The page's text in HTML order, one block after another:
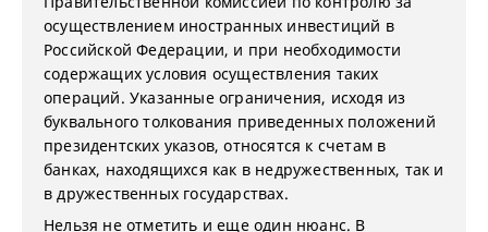
осуществлением иностранных инвестиций в
Российской Федерации, и при необходимости
содержащих условия осуществления таких
операций. Указанные ограничения, исходя из
буквального толкования приведенных положений
президентских указов, относятся к счетам в
банках, находящихся как в недружественных, так и
в дружественных государствах.
Нельзя не отметить и еще один нюанс. В